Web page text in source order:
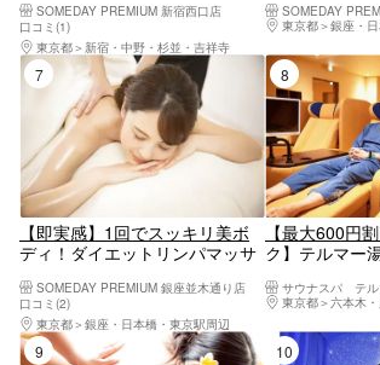
新宿西口店
SOMEDAY PREMIUM 新宿西口店
口コミ(1)
東京都
新宿・中野・杉並・吉祥寺
銀座店
SOMEDAY
東京都
銀座・
7位
【即実感】1回でスッキリ美ボ
ディ！ダイエットリンパマッサ
SOMEDAY PREMIUM 銀座並木通り店
口コミ(2)
東京都
銀座・日本橋・東京駅周辺
8位
【最大600円
ク】テルマー
館〜10：00の
サウナスパ テ
東京都
六本木
9位 10位